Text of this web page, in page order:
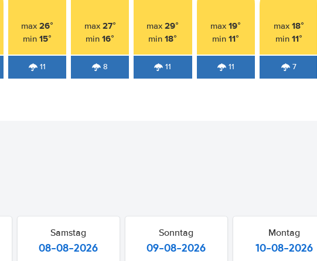
max 26°
min 15°
11
max 27°
min16°
8
max29°
min18°
11
max19°
min11°
11
max 18°
min 11°
7
Samstag
08-08-2026
Sonntag
09-08-2026
Montag
10-08-2026